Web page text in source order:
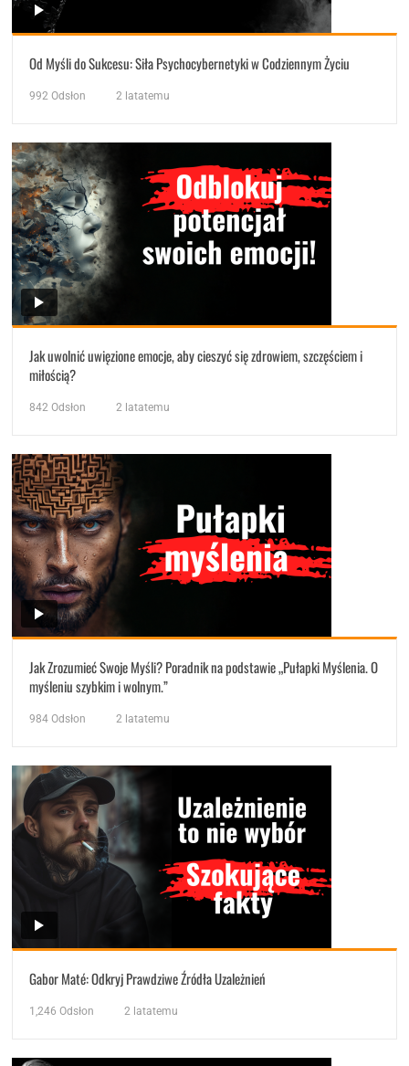
Od Myśli do Sukcesu: Siła Psychocybernetyki w Codziennym Życiu
992 Odsłon 2 latatemu
Jak uwolnić uwięzione emocje, aby cieszyć się zdrowiem, szczęściem i
miłością?
842 Odsłon 2 latatemu
Jak Zrozumieć Swoje Myśli? Poradnik na podstawie „Pułapki Myślenia. O
myśleniu szybkim i wolnym.”
984 Odsłon 2 latatemu
Gabor Maté: Odkryj Prawdziwe Źródła Uzależnień
1,246 Odsłon 2 latatemu